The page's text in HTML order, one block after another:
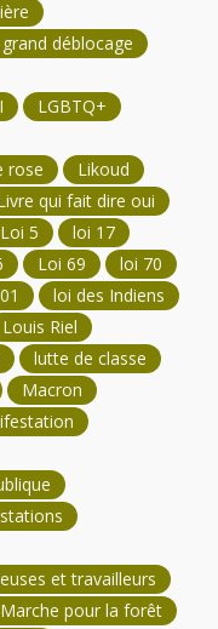
déblocage
LGBTQ+
rose
Likoud
qui fait dire oui
Loi 5
loi 17
Loi 69
loi 70
loi des Indiens
Louis Riel
lutte de classe
Macron
et travailleurs
Marche pour la forêt